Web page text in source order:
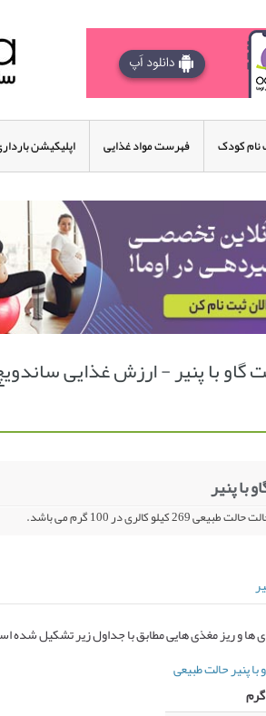
نام کودک فهرست مواد غذایی اپلیکیشن
با پنیر - ارزش غذایی
با پنیر
در 100 گرم می باشد.
ها و ریز مغذی هایی مطابق با جداول زیر تشکیل شده
پنیر حالت طبیعی